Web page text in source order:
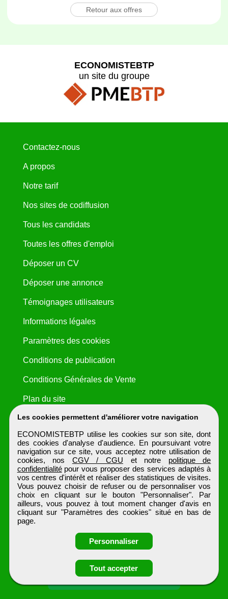
Candidature spontanée
Retour aux offres
Les cookies permettent d'améliorer votre navigation
ECONOMISTEBTP utilise les cookies sur son site, dont
des cookies d'analyse d'audience. En poursuivant votre
navigation sur ce site, vous acceptez notre utilisation de
cookies, nos CGV / CGU et notre politique de
confidentialitépour vous proposer des services adaptés à
vos centres d'intérêt et réaliser des statistiques de visites.
Vous pouvez choisir de refuser ou de personnaliser vos
choix en cliquant sur le bouton "Personnaliser". Par
ailleurs, vous pouvez à tout moment changer d'avis en
cliquant sur "Paramètres des cookies" situé en bas de
page.
Personnaliser
Tout accepter
ECONOMISTEBTP
un site du groupe
Contactez-nous
A propos
Notre tarif
Nos sites de codiffusion
Tous les candidats
Toutes les offres d'emploi
Déposer un CV
Déposer une annonce
Témoignages utilisateurs
Informations légales
Paramètres des cookies
Conditions de publication
Conditions Générales de Vente
Plan du site
ECONOMISTEBTP
Tous droits réservés © 1999 - 2026